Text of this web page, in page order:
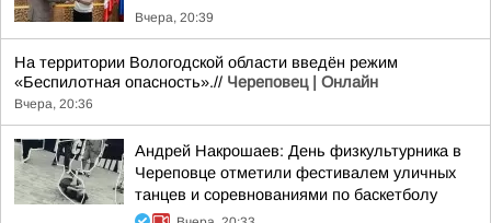
Вчера, 20:39
На территории Вологодской области введён режим
«Беспилотная опасность».// Череповец | Онлайн
Вчера, 20:36
Андрей Накрошаев: День физкультурника в
Череповце отметили фестивалем уличных
танцев и соревнованиями по баскетболу